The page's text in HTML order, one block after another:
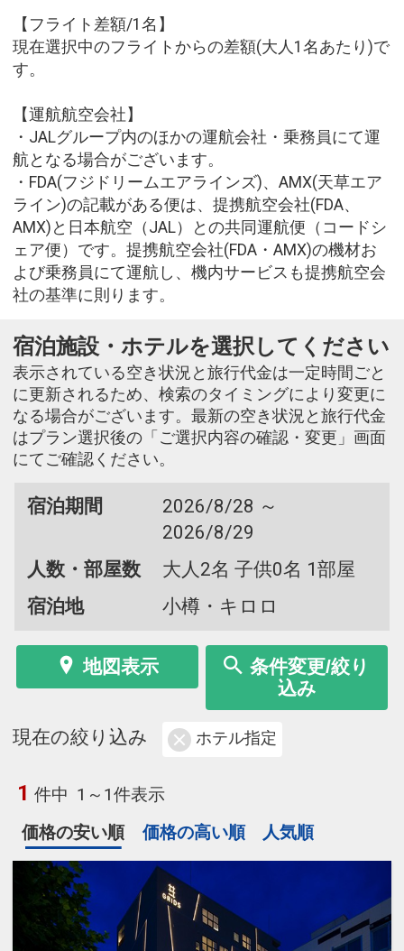
【フライト差額/1名】
現在選択中のフライトからの差額(大人1名あたり)で
す。
【運航航空会社】
・JALグループ内のほかの運航会社・乗務員にて運
航となる場合がございます。
・FDA(フジドリームエアラインズ)、AMX(天草エア
ライン)の記載がある便は、提携航空会社(FDA、
AMX)と日本航空（JAL）との共同運航便（コードシ
ェア便）です。提携航空会社(FDA・AMX)の機材お
よび乗務員にて運航し、機内サービスも提携航空会
社の基準に則ります。
宿泊施設・ホテルを選択してください
表示されている空き状況と旅行代金は一定時間ごと
に更新されるため、検索のタイミングにより変更に
なる場合がございます。最新の空き状況と旅行代金
はプラン選択後の「ご選択内容の確認・変更」画面
にてご確認ください。
宿泊期間
2026/8/28 ～
2026/8/29
人数・部屋数
大人2名 子供0名 1部屋
宿泊地
小樽・キロロ
地図表示
条件変更/絞り
込み
現在の絞り込み ホテル指定
1 件中 1～1件表示
価格の安い順
価格の高い順 人気順